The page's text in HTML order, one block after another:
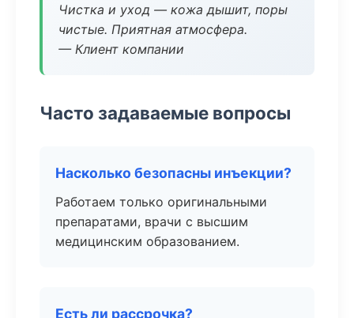
Чистка и уход — кожа дышит, поры
чистые. Приятная атмосфера.
— Клиент компании
Часто задаваемые вопросы
Насколько безопасны инъекции?
Работаем только оригинальными
препаратами, врачи с высшим
медицинским образованием.
Есть ли рассрочка?